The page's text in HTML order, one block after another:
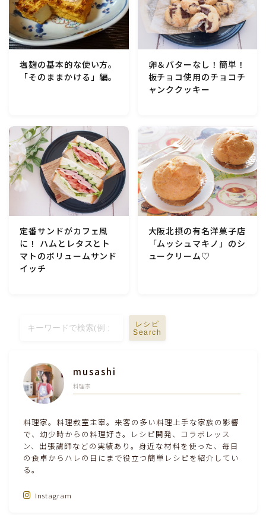
乾物・海藻・麩料理
お弁当
圧力鍋使用の料理
ソース・ドレッシング・たれ・ディップ類
ドリンク・シロップ・ジャム類
その他食材
テーブルコーディネート・食器・調理器具
離乳食・キッズメニュー
育児徒然
その他徒然
塩麹の基本的な使い方。
「そのままかける」編。
卵＆バターなし！簡単！
板チョコ使用のチョコチ
ャンククッキー
定番サンドがカフェ風
に！ ハムとレタスとト
マトのボリュームサンド
イッチ
大阪北摂の有名洋菓子店
「ムッシュマキノ」のシ
ュークリーム♡
レシピ
Search
musashi
料理家
料理家。料理教室主宰。来客の多い料理上手な家族の影響
で、幼少時からの料理好き。レシピ開発、コラボレッス
ン、出張講師などの実績あり。身近な材料を使った、毎日
の食卓からハレの日にまで役立つ簡単レシピを紹介してい
る。
Instagram